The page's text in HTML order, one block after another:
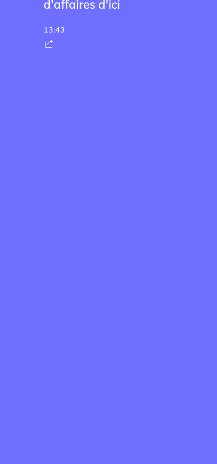
d'affaires d'ici
13:43